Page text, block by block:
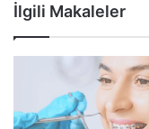
İlgili Makaleler